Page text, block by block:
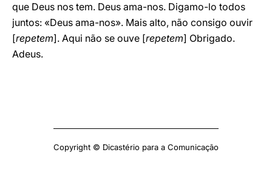
que Deus nos tem. Deus ama-nos. Digamo-lo todos
juntos: «Deus ama-nos». Mais alto, não consigo ouvir
[repetem]. Aqui não se ouve [repetem] Obrigado.
Adeus.
Copyright © Dicastério para a Comunicação